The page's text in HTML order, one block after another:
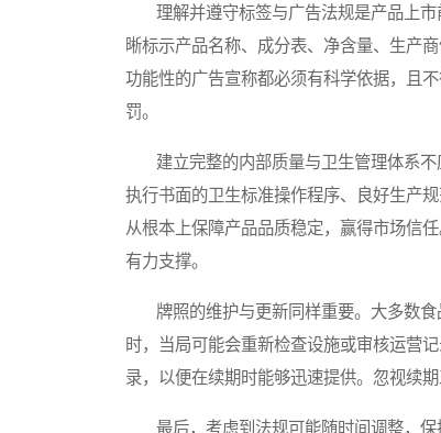
理解并遵守标签与广告法规是产品上市
晰标示产品名称、成分表、净含量、生产
功能性的广告宣称都必须有科学依据，且
罚。
建立完整的内部质量与卫生管理体系不
执行书面的卫生标准操作程序、良好生产
从根本上保障产品品质稳定，赢得市场信
有力支撑。
牌照的维护与更新同样重要。大多数食
时，当局可能会重新检查设施或审核运营
录，以便在续期时能够迅速提供。忽视续
最后，考虑到法规可能随时间调整，保